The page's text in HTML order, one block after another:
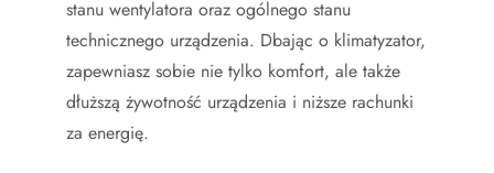
stanu wentylatora oraz ogólnego stanu
technicznego urządzenia. Dbając o klimatyzator,
zapewniasz sobie nie tylko komfort, ale także
dłuższą żywotność urządzenia i niższe rachunki
za energię.